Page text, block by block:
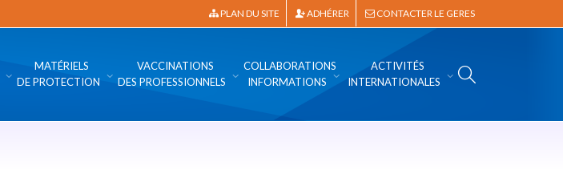
PLAN DU SITE ADHÉRER CONTACTER LE GERES
MATÉRIELS
DE PROTECTION
VACCINATIONS
DES PROFESSIONNELS
COLLABORATIONS
INFORMATIONS
ACTIVITÉS
INTERNATIONALES